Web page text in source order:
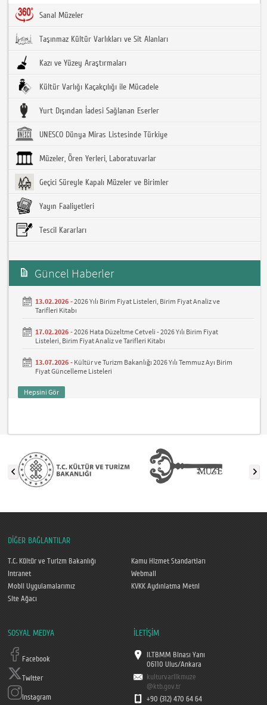
Sanal Müzeler
Taşınmaz Kültür Varlıkları ve Sit Alanları
Kazı ve Yüzey Araştırmaları
Kültür Varlığı Kaçakçılığı ile Mücadele
Yurt Dışından İadesi Sağlanan Eserler
UNESCO Dünya Miras Listesinde Türkiye
Müzeler, Ören Yerleri, Laboratuvarlar
Geçici Süreyle Kapalı Müzeler ve Birimler
Yayın Faaliyetleri
Tescil Kararları
Güncel Haberler
13.02.2026 -2026 Yılı Birim Fiyat Listeleri, Birim Fiyat Analiz ve
Tarifleri Kitabı
17.02.2026 -2026 Hata Düzeltme Cetveli - 2026 Yılı Birim Fiyat
Listeleri, Birim Fiyat Analiz ve Tarifleri Kitabı
13.07.2026 - Kültür ve Turizm Bakanlığı 2026 Yılı Temmuz Ayı Birim
Fiyat Güncelleme Listeleri
Hepsini Gör
DİĞER BAĞLANTILAR
T.C. Kültür ve Turizm Bakanlığı
Kamu Hizmet Standartları
Intranet
Webmail
Mobil Uygulamalarımız
KVKK Aydınlatma Metni
Site Ağacı
SOSYAL MEDYA
Facebook
Twitter
Instagram
İLETİŞİM
II.TBMM Binası Yanı
06110 Ulus/Ankara
kulturvarlikmuze
@ktb.gov.tr
+90 (312) 470 64 64